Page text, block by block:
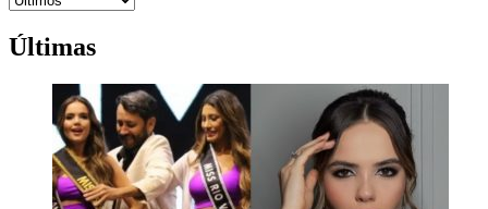
Últimas